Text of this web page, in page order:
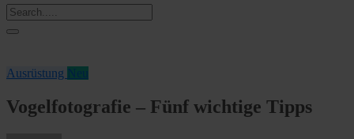
Ausrüstung
Vogelfotografie – Fünf wichtige Tipps